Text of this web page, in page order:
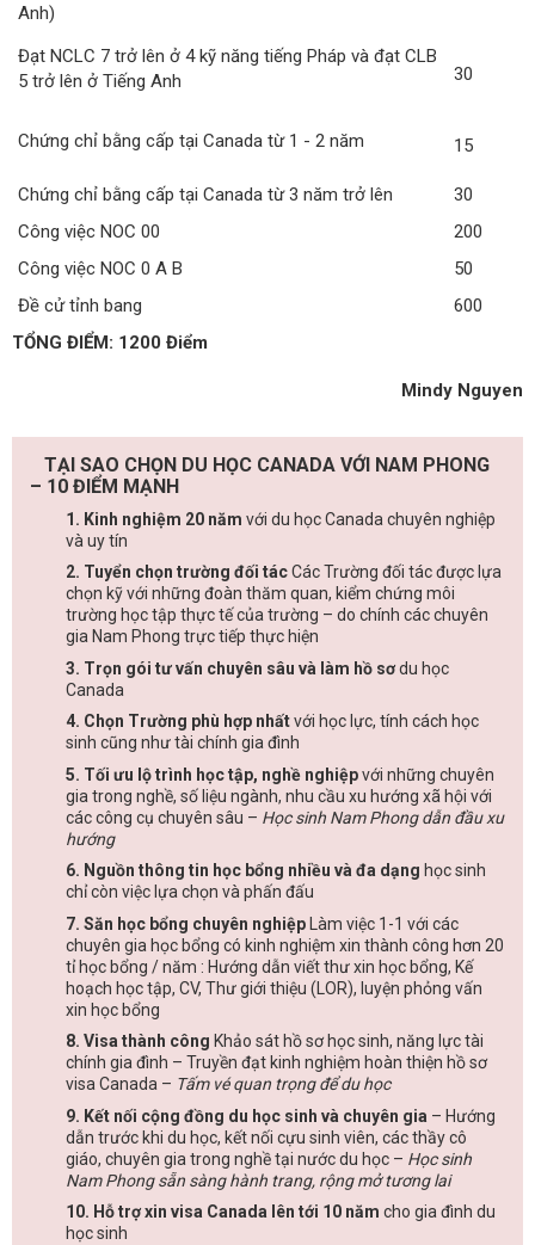
Anh)
Đạt NCLC 7 trở lên ở 4 kỹ năng tiếng Pháp và đạt CLB
5 trở lên ở Tiếng Anh
30
Chứng chỉ bằng cấp tại Canada từ 1 - 2 năm 15
Chứng chỉ bằng cấp tại Canada từ 3 năm trở lên
30
Công việc NOC 00
200
Công việc NOC 0 A B
50
Đề cử tỉnh bang
600
TỔNG ĐIỂM: 1200 Điểm
Mindy Nguyen
TẠI SAO CHỌN DU HỌC CANADA VỚI NAM PHONG
– 10 ĐIỂM MẠNH
1. Kinh nghiệm 20 năm với du học Canada chuyên nghiệp
và uy tín
2. Tuyển chọn trường đối tácCác Trường đối tác được lựa
chọn kỹ với những đoàn thăm quan, kiểm chứng môi
trường học tập thực tế của trường – do chính các chuyên
gia Nam Phong trực tiếp thực hiện
3. Trọn gói tư vấn chuyên sâu và làm hồ sơdu học
Canada
4. Chọn Trường phù hợp nhấtvới học lực, tính cách học
sinh cũng như tài chính gia đình
5. Tối ưu lộ trình học tập, nghề nghiệpvới những chuyên
gia trong nghề, số liệu ngành, nhu cầu xu hướng xã hội với
các công cụ chuyên sâu – Học sinh Nam Phong dẫn đầu xu
hướng
6. Nguồn thông tin học bổng nhiều và đa dạng học sinh
chỉ còn việc lựa chọn và phấn đấu
7. Săn học bổng chuyên nghiệp Làm việc 1-1 với các
chuyên gia học bổng có kinh nghiệm xin thành công hơn 20
tỉ học bổng / năm : Hướng dẫn viết thư xin học bổng, Kế
hoạch học tập, CV, Thư giới thiệu (LOR), luyện phỏng vấn
xin học bổng
8. Visa thành công Khảo sát hồ sơ học sinh, năng lực tài
chính gia đình – Truyền đạt kinh nghiệm hoàn thiện hồ sơ
visa Canada – Tấm vé quan trọng để du học
9. Kết nối cộng đồng du học sinh và chuyên gia – Hướng
dẫn trước khi du học, kết nối cựu sinh viên, các thầy cô
giáo, chuyên gia trong nghề tại nước du học – Học sinh
Nam Phong sẵn sàng hành trang, rộng mở tương lai
10. Hỗ trợ xin visa Canada lên tới 10 năm cho gia đình du
học sinh